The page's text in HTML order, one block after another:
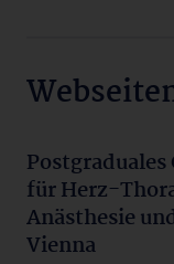
für Herz-
Anästhesie
Vienna